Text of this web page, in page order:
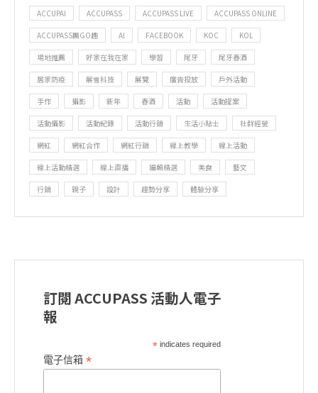
ACCUPAI ACCUPASS ACCUPASS LIVE ACCUPASS ONLINE
ACCUPASS團GO趣 AI FACEBOOK KOC KOL
場地推薦 好家在我在家 學習 尾牙 尾牙春酒
居家防疫 展會科技 展覽 廣告投放 戶外活動
手作 攝影 新年 春酒 活動 活動提案
活動攝影 活動紀錄 活動行銷 生活小貼士 社群經營
網紅 網紅合作 網紅行銷 線上教學 線上活動
線上活動精選 線上直播 編輯精選 美食 藝文
行銷 親子 設計 趨勢分享 體驗分享
訂閱 ACCUPASS 活動人電子
報
*indicates required
電子信箱 *